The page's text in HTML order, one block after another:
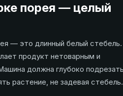
порея — целый
— это длинный белый стебель.
продукт нетоварным и
должна глубоко
растение, не задевая стебель.